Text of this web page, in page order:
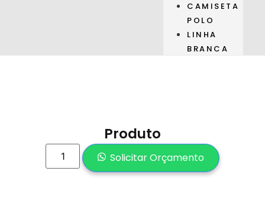
CAMISETA
POLO
LINHA
BRANCA
Produto
Solicitar Orçamento